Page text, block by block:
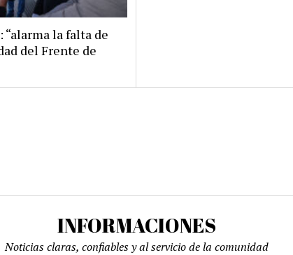
la falta de
del Frente de
INFORMACIONES
Noticias claras, confiables y al servicio de la comunidad